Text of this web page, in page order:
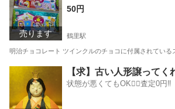
売ります
50円
鶴里駅
明治チョコレート ツインクルのチョコに付属されてい
鶴里駅 ノベルティグッズ
【求】古い人形譲ってく
状態が悪くてもOK🙆‍♀️査定0円‼️